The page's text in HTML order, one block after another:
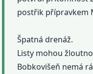
postřik přípravkem
Špatná drenáž.
Listy mohou
Bobkovišeň nemá